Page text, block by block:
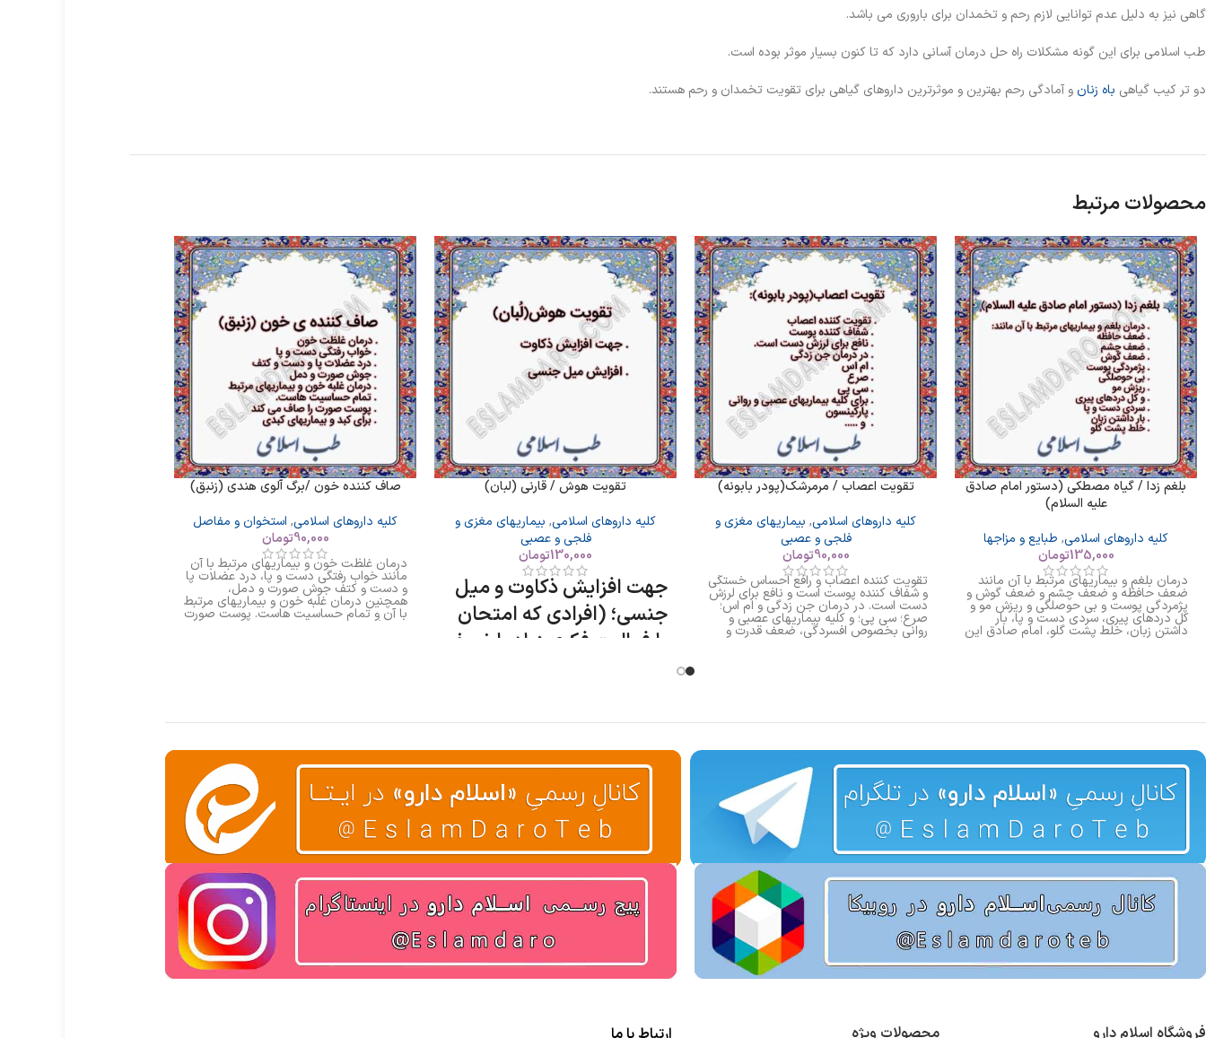
گاهی نیز به دلیل عدم توانایی لازم رحم و تخمدان برای باروری می باشد.
طب اسلامی برای این گونه مشکلات راه حل درمان آسانی دارد که تا کنون بسیار موثر بوده است.
دو تر کیب گیاهی باه زنانو آمادگی رحم بهترین و موثرترین داروهای گیاهی برای تقویت تخمدان و رحم هستند.
محصولات مرتبط
بلغم زدا / گیاه مصطکی (دستور امام صادق
علیه السلام)
کلیه داروهای اسلامی, طبایع و مزاجها
135,000تومان
درمان بلغم و بیماریهای مرتبط با آن مانند
ضعف حافظه و ضعف چشم و ضعف گوش و
پژمردگی پوست و بی حوصلگی و ریزش مو و
کل دردهای پیری، سردی دست و پا، بار
داشتن زبان، خلط پشت گلو، امام صادق این
را بعنوان داروی بلغم معرفی کرده اند.
تقویت اعصاب / مرمرشک(پودر بابونه)
کلیه داروهای اسلامی, بیماریهای مغزی و
فلجی و عصبی
90,000تومان
تقویت کننده اعصاب و رافع احساس خستگی
و شفاف کننده پوست است و نافع برای لرزش
دست است. در درمان جن زدگی و ام اس؛
صرع؛ سی پی؛ و کلیه بیماریهای عصبی و
روانی بخصوص افسردگی، ضعف قدرت و
تحرک عضلات، پرش عضلات، پارکینسون
تقویت هوش / قارنی (لبان)
کلیه داروهای اسلامی, بیماریهای مغزی و
فلجی و عصبی
130,000تومان
جهت افزایش ذکاوت و میل
جنسی؛ (افرادی که امتحان
یا فعالیت فکری زیاد یا ضعف
صاف کننده خون /برگ آلوی هندی (زنبق)
کلیه داروهای اسلامی, استخوان و مفاصل
90,000تومان
درمان غلظت خون و بیماریهای مرتبط با آن
مانند خواب رفتگی دست و پا، درد عضلات پا
و دست و کتف جوش صورت و دمل،
همچنین درمان غلبه خون و بیماریهای مرتبط
با آن و تمام حساسیت هاست. پوست صورت
را صاف می کند و برای کبد و بیماریهای کبدی